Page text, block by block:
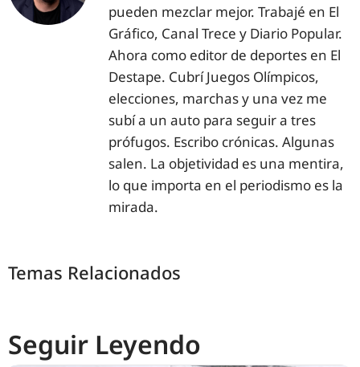
pueden mezclar mejor. Trabajé en El
Gráfico, Canal Trece y Diario Popular.
Ahora como editor de deportes en El
Destape. Cubrí Juegos Olímpicos,
elecciones, marchas y una vez me
subí a un auto para seguir a tres
prófugos. Escribo crónicas. Algunas
salen. La objetividad es una mentira,
lo que importa en el periodismo es la
mirada.
Temas Relacionados
Seguir Leyendo